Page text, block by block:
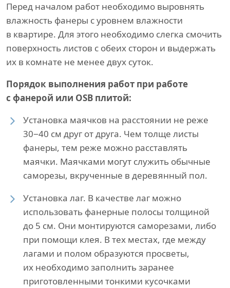
Перед началом работ необходимо выровнять
влажность фанеры с уровнем влажности
в квартире. Для этого необходимо слегка смочить
поверхность листов с обеих сторон и выдержать
их в комнате не менее двух суток.
Порядок выполнения работ при работе
с фанерой или OSB плитой:
Установка маячков на расстоянии не реже
30−40 см друг от друга. Чем толще листы
фанеры, тем реже можно расставлять
маячки. Маячками могут служить обычные
саморезы, вкрученные в деревянный пол.
Установка лаг. В качестве лаг можно
использовать фанерные полосы толщиной
до 5 см. Они монтируются саморезами, либо
при помощи клея. В тех местах, где между
лагами и полом образуются просветы,
их необходимо заполнить заранее
приготовленными тонкими кусочками